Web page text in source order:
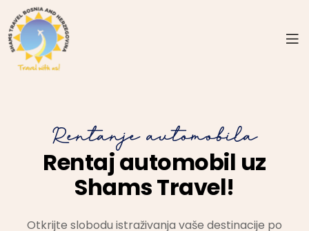
Rentanje automobila
Rentaj automobil uz
Shams Travel!
Otkrijte slobodu istraživanja vaše destinacije po